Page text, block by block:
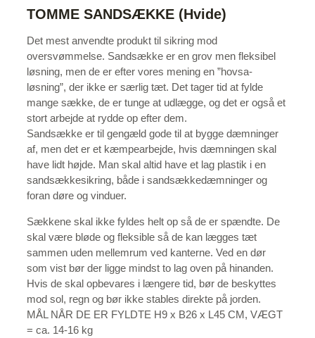
TOMME SANDSÆKKE (Hvide)
Det mest anvendte produkt til sikring mod
oversvømmelse. Sandsække er en grov men fleksibel
løsning, men de er efter vores mening en ”hovsa-
løsning”, der ikke er særlig tæt. Det tager tid at fylde
mange sække, de er tunge at udlægge, og det er også et
stort arbejde at rydde op efter dem.
Sandsække er til gengæld gode til at bygge dæmninger
af, men det er et kæmpearbejde, hvis dæmningen skal
have lidt højde. Man skal altid have et lag plastik i en
sandsækkesikring, både i sandsækkedæmninger og
foran døre og vinduer.
Sækkene skal ikke fyldes helt op så de er spændte. De
skal være bløde og fleksible så de kan lægges tæt
sammen uden mellemrum ved kanterne. Ved en dør
som vist bør der ligge mindst to lag oven på hinanden.
Hvis de skal opbevares i længere tid, bør de beskyttes
mod sol, regn og bør ikke stables direkte på jorden.
MÅL NÅR DE ER FYLDTE H9 x B26 x L45 CM, VÆGT
= ca. 14-16 kg